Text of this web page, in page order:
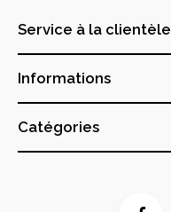
Service à la clientèle
Informations
Catégories